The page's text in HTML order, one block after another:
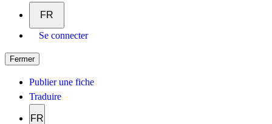
FR
Se connecter
Fermer
Publier une fiche
Traduire
FR